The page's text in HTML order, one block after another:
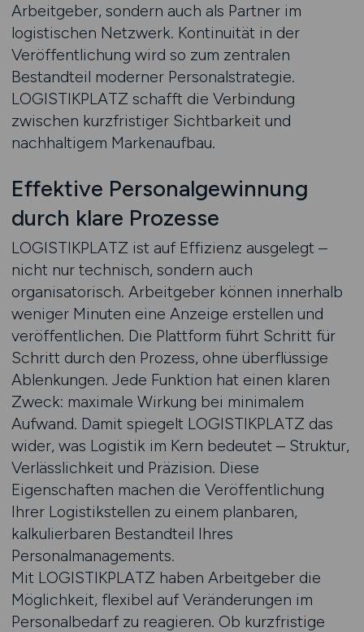
Arbeitgeber, sondern auch als Partner im
logistischen Netzwerk. Kontinuität in der
Veröffentlichung wird so zum zentralen
Bestandteil moderner Personalstrategie.
LOGISTIKPLATZ schafft die Verbindung
zwischen kurzfristiger Sichtbarkeit und
nachhaltigem Markenaufbau.
Effektive Personalgewinnung
durch klare Prozesse
LOGISTIKPLATZ ist auf Effizienz ausgelegt –
nicht nur technisch, sondern auch
organisatorisch. Arbeitgeber können innerhalb
weniger Minuten eine Anzeige erstellen und
veröffentlichen. Die Plattform führt Schritt für
Schritt durch den Prozess, ohne überflüssige
Ablenkungen. Jede Funktion hat einen klaren
Zweck: maximale Wirkung bei minimalem
Aufwand. Damit spiegelt LOGISTIKPLATZ das
wider, was Logistik im Kern bedeutet – Struktur,
Verlässlichkeit und Präzision. Diese
Eigenschaften machen die Veröffentlichung
Ihrer Logistikstellen zu einem planbaren,
kalkulierbaren Bestandteil Ihres
Personalmanagements.
Mit LOGISTIKPLATZ haben Arbeitgeber die
Möglichkeit, flexibel auf Veränderungen im
Personalbedarf zu reagieren. Ob kurzfristige